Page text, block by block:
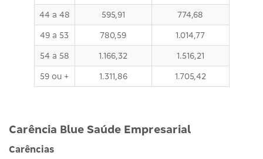
44 a 48 595,91 774,68
49 a 53 780,59 1.014,77
54 a 58 1.166,32 1.516,21
59 ou + 1.311,86 1.705,42
Carência Blue Saúde Empresarial
Carências